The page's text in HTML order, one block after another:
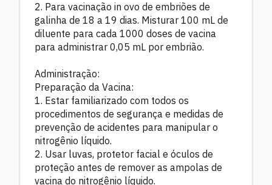
2. Para vacinação in ovo de embriões de
galinha de 18 a 19 dias. Misturar 100 mL de
diluente para cada 1000 doses de vacina
para administrar 0,05 mL por embrião.
Administração:
Preparação da Vacina:
1. Estar familiarizado com todos os
procedimentos de segurança e medidas de
prevenção de acidentes para manipular o
nitrogênio líquido.
2. Usar luvas, protetor facial e óculos de
proteção antes de remover as ampolas de
vacina do nitrogênio líquido.